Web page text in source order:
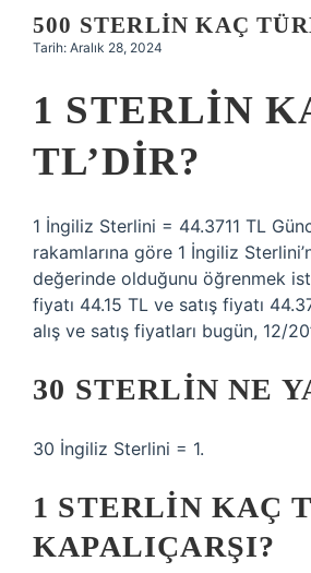
Hakkımızda
500 STERLIN KAÇ
Tarih: Aralık 28, 2024
1 STERLIN
TL’DIR?
1 İngiliz Sterlini = 44.3711 TL
rakamlarına göre 1 İngiliz
değerinde olduğunu öğrenmek
fiyatı 44.15 TL ve satış fiyatı
alış ve satış fiyatları bugün, 12/
30 STERLIN NE
30 İngiliz Sterlini = 1.
1 STERLIN KAÇ
KAPALIÇARŞI?